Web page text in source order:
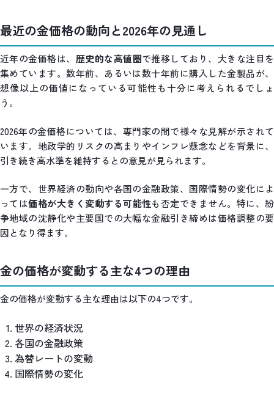
最近の金価格の動向と2026年の見通し
近年の金価格は、 歴史的な高値圏で推移しており、大きな注目を
集めています。数年前、あるいは数十年前に購入した金製品が、
想像以上の価値になっている可能性も十分に考えられるでしょ
う。
2026年の金価格については、専門家の間で様々な見解が示されて
います。地政学的リスクの高まりやインフレ懸念などを背景に、
引き続き高水準を維持するとの意見が見られます。
一方で、世界経済の動向や各国の金融政策、国際情勢の変化によ
っては価格が大きく変動する可能性も否定できません。特に、紛
争地域の沈静化や主要国での大幅な金融引き締めは価格調整の要
因となり得ます。
金の価格が変動する主な4つの理由
金の価格が変動する主な理由は以下の4つです。
世界の経済状況
各国の金融政策
為替レートの変動
国際情勢の変化